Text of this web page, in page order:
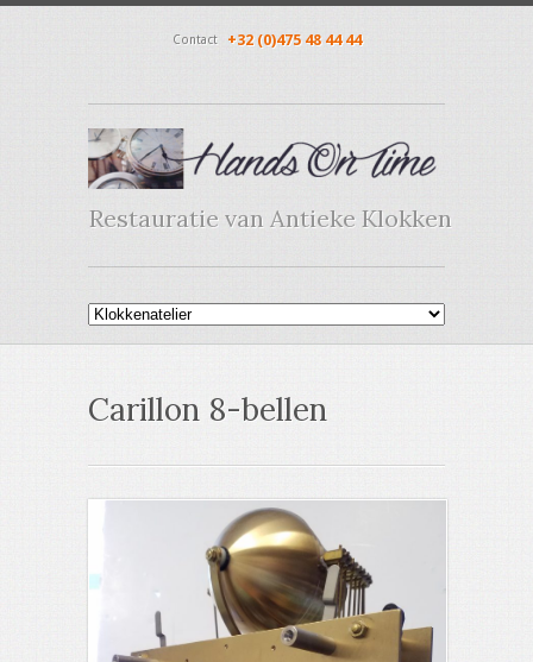
Contact +32 (0)475 48 44 44
Restauratie van Antieke Klokken
Carillon 8-bellen